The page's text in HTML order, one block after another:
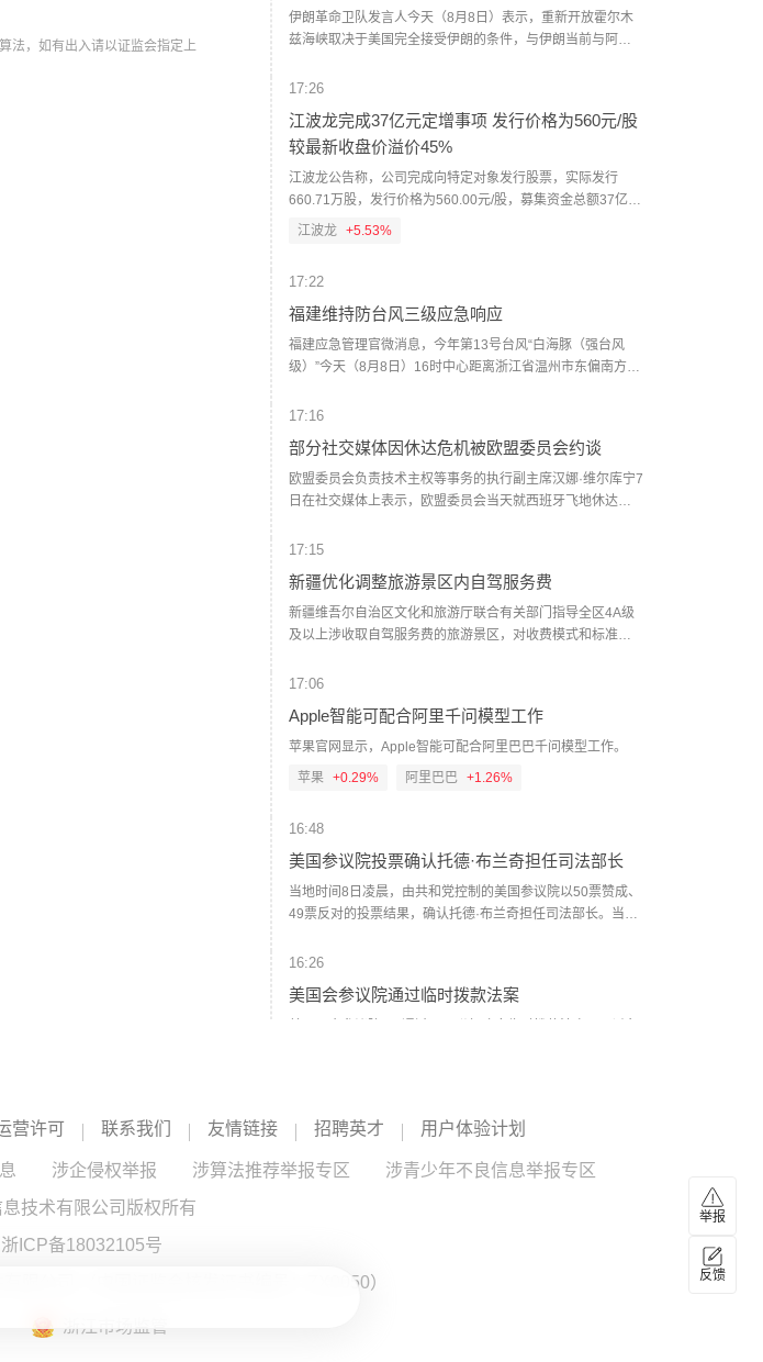
法，如有出入请以证监会指定上
伊朗革命卫队发言人今天（8月8日）表示，重新开放霍尔木
兹海峡取决于美国完全接受伊朗的条件，与伊朗当前与阿曼
17:26
江波龙完成37亿元定增事项 发行价格为560元/股
较最新收盘价溢价45%
江波龙公告称，公司完成向特定对象发行股票，实际发行
660.71万股，发行价格为560.00元/股，募集资金总额37亿
元，扣除发行费用后净额36.68亿元。发行对象最终确定为21
增价格较收盘价溢价45%。
江波龙 +5.53%
17:22
福建维持防台风三级应急响应
福建应急管理官微消息，今年第13号台风“白海豚（强台风
级）”今天（8月8日）16时中心距离浙江省温州市东偏南方向
以每小时10～15公里的速度向西偏北方向移动，可能于9日夜
间至9日，闽外渔场、钓鱼岛海域、闽东渔场最大风力11～13
级、阵风13～15级；台风中心经过的附近海域可达14～15
级、阵风16～17级。北部沿海海区10～12级、阵风12～14
分县市阵风可达8～10级（高海拔山区局部11～12级）。宁
地区局部大雨到暴雨。福建省防指维持防台风三级应急响
应。回港船舶、海上作业平台及涉海、涉岛旅游需加强安全
管理工作，沿海养殖设施需加固。防范台风暴雨可能引发的
避险。（界面新闻）
17:16
部分社交媒体因休达危机被欧盟委员会约谈
欧盟委员会负责技术主权等事务的执行副主席汉娜·维尔库宁7
日在社交媒体上表示，欧盟委员会当天就西班牙飞地休达局
在危机期间加强内容监测并采取果断措施。 维尔库宁在社交
行动，维护数字空间完整性。她表示，平台应加强对相关内
容的监测，并强化与事实核查机构的合作。 休达位于非洲西
北部、直布罗陀海峡附近的地中海沿岸，与摩洛哥接壤。日
牙最严重的边境移民危机。 据德新社等媒体报道，一些进入
放”“休达将提供住宿”以及“进入休达后可继续前往西班牙本土”
等信息。 休达危机也引发了欧盟内部围绕外部边境管控和移
继续跟进相关情况。(新华社)
17:15
新疆优化调整旅游景区内自驾服务费
新疆维吾尔自治区文化和旅游厅联合有关部门指导全区4A级
及以上涉收取自驾服务费的旅游景区，对收费模式和标准作
原按“人”收费、按“车”收费全部调整为按“车”收费，根据不同
不超过120元/车，6至7座不超过180元/车，8至19座不超过
300元/车，20座及以上不超过600元/车。因票务系统需调整
升级，原按“人”收费调整为按“车”收费的景区，新方案不晚于8
12日0时起执行，不设过渡期。各景区新方案将于近日向社会
发布，敬请广大游客关注。（人民财讯）
17:06
Apple智能可配合阿里千问模型工作
苹果官网显示，Apple智能可配合阿里巴巴千问模型工作。
苹果 +0.29% 阿里巴巴 +1.26%
16:48
美国参议院投票确认托德·布兰奇担任司法部长
当地时间8日凌晨，由共和党控制的美国参议院以50票赞成、
49票反对的投票结果，确认托德·布兰奇担任司法部长。当地
托德·布兰奇出任司法部长的提名。特朗普4月2日宣布，帕姆·
闻）
16:26
美国会参议院通过临时拨款法案
美国财长贝森特：霍尔木兹海峡将“变得无关紧
说，在未来两年内，霍尔木兹海峡将“变得无关紧要”，原本通
中国稀土：2026年半年度净利润同比增长46.53%
营许可 联系我们 友情链接 招聘英才 用户体验计划
涉企侵权举报 涉算法推荐举报专区
涉青少年不良信息举报专区
技术有限公司版权所有
浙ICP备18032105号
限公司 （中国证监会核发证书编号：ZX0050）
浙江市场监管
举报
反馈